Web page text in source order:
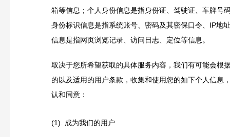
箱等信息；个人身份信息是指身份证、驾驶证、车牌号
身份标识信息是指系统账号、密码及其密保口令、IP地
信息是指网页浏览记录、访问日志、定位等信息。
取决于您所希望获取的具体服务内容，我们有可能会根
的以及适用的用户条款，收集和使用您的如下个人信息
认和同意：
(1). 成为我们的用户